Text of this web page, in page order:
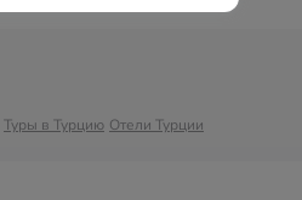
Туры в Турцию Отели Турции